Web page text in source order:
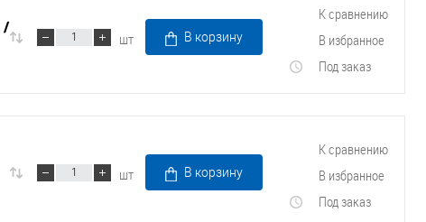
/
шт В корзину
К сравнению
В избранное
Под заказ
шт В корзину
К сравнению
В избранное
Под заказ